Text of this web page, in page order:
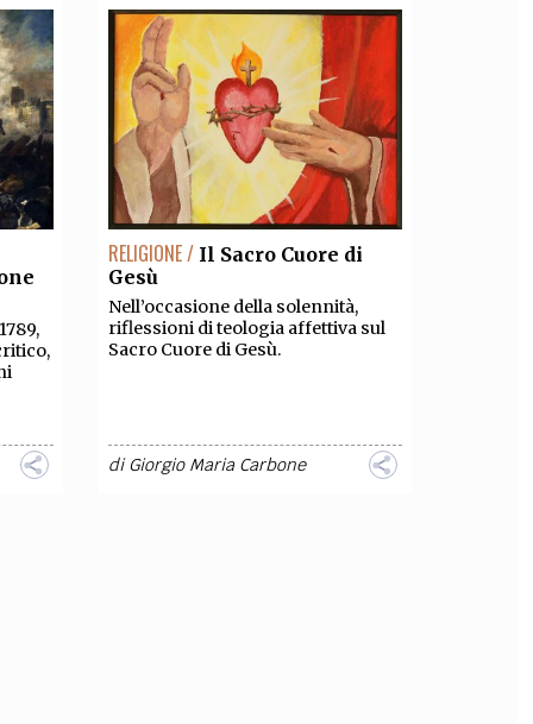
RELIGIONE / Il Sacro Cuore di
Gesù
Nell’occasione della solennità,
riflessioni di teologia affettiva sul
Sacro Cuore di Gesù.
diGiorgio Maria Carbone